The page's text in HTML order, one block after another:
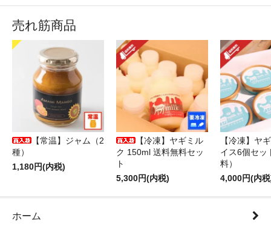
売れ筋商品
【常温】ジャム（2
種）
1,180円(内税)
【冷凍】ヤギミル
ク 150ml 送料無料セッ
ト
5,300円(内税)
【冷凍】ヤ
イス6個セッ
料）
4,000円(内
ホーム